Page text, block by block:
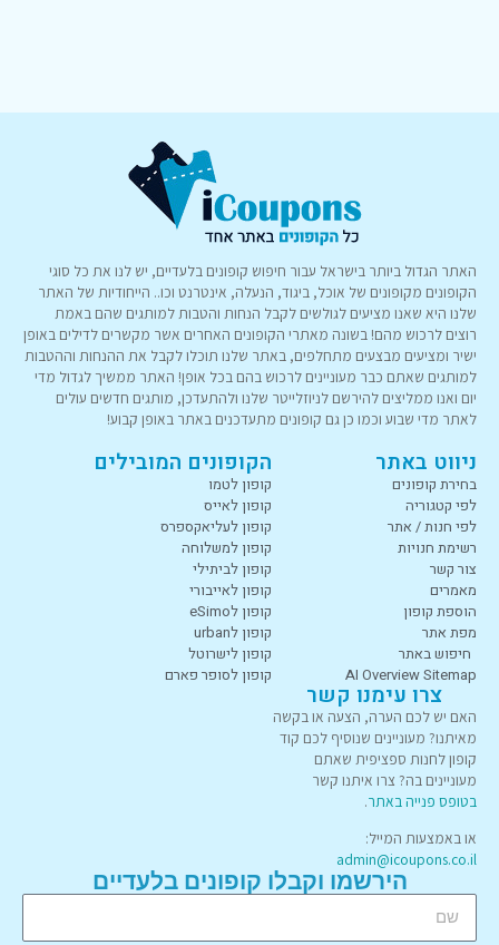
האתר הגדול ביותר בישראל עבור חיפוש קופונים בלעדיים, יש לנו את כל סוגי
הקופונים מקופונים של אוכל, ביגוד, הנעלה, אינטרנט וכו.. הייחודיות של האתר
שלנו היא שאנו מציעים לגולשים לקבל הנחות והטבות למותגים שהם באמת
רוצים לרכוש מהם! בשונה מאתרי הקופונים האחרים אשר מקשרים לדילים באופן
ישיר ומציעים מבצעים מתחלפים, באתר שלנו תוכלו לקבל את ההנחות וההטבות
למותגים שאתם כבר מעוניינים לרכוש בהם בכל אופן! האתר ממשיך לגדול מדי
יום ואנו ממליצים להירשם לניוזלייטר שלנו ולהתעדכן, מותגים חדשים עולים
לאתר מדי שבוע וכמו כן גם קופונים מתעדכנים באתר באופן קבוע!
ניווט באתר
בחירת קופונים
לפי קטגוריה
לפי חנות / אתר
רשימת חנויות
צור קשר
מאמרים
הוספת קופון
מפת אתר
חיפוש באתר
AI Overview Sitemap
הקופונים המובילים
קופון לטמו
קופון לאייס
קופון לעליאקספרס
קופון למשלוחה
קופון לביתילי
קופון לאייבורי
קופון לeSimo
קופון לurban
קופון לישרוטל
קופון לסופר פארם
צרו עימנו קשר
האם יש לכם הערה, הצעה או בקשה
מאיתנו? מעוניינים שנוסיף לכם קוד
קופון לחנות ספציפית שאתם
מעוניינים בה? צרו איתנו קשר
בטופס פנייה באתר.
או באמצעות המייל:
admin@icoupons.co.il
הירשמו וקבלו קופונים בלעדיים